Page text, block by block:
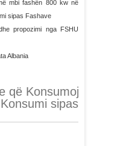
mbi fashën 800 kw në
sipas Fashave
propozimi nga FSHU
Albania